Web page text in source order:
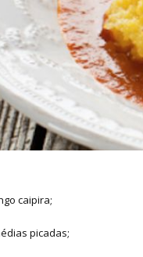
caipira;
picadas;